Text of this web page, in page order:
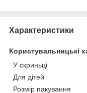
Характеристики
Користувальницькі
У скриньці
Для дітей
Розмір пакування